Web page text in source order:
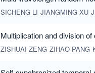
SICHENG LI JIANGMING XU
Multiplication and division
ZISHUAI ZENG ZIHAO PANG